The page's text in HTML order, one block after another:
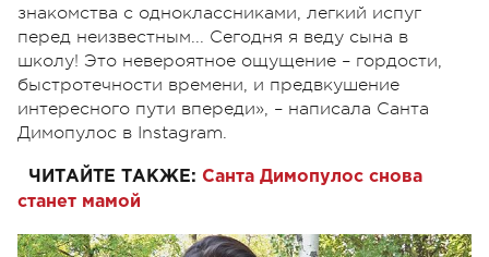
знакомства с одноклассниками, легкий испуг
перед неизвестным... Сегодня я веду сына в
школу! Это невероятное ощущение – гордости,
быстротечности времени, и предвкушение
интересного пути впереди», – написала Санта
Димопулос в Instagram.
ЧИТАЙТЕ ТАКЖЕ: Санта Димопулос снова
станет мамой